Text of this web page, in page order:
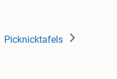
Picknicktafels